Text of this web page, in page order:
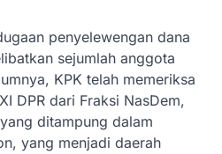
penyelewengan dana
sejumlah anggota
KPK telah memeriksa
DPR dari Fraksi NasDem,
ditampung dalam
yang menjadi daerah